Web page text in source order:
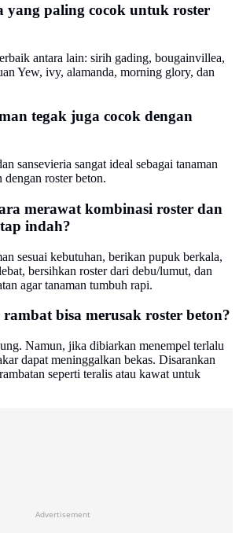
yang paling cocok untuk roster
antara lain: sirih gading, bougainvillea,
Yew, ivy, alamanda, morning glory, dan
tegak juga cocok dengan
sansevieria sangat ideal sebagai tanaman
roster beton.
merawat kombinasi roster dan
indah?
sesuai kebutuhan, berikan pupuk berkala,
bersihkan roster dari debu/lumut, dan
agar tanaman tumbuh rapi.
bisa merusak roster beton?
Namun, jika dibiarkan menempel terlalu
dapat meninggalkan bekas. Disarankan
seperti teralis atau kawat untuk
Advertisement